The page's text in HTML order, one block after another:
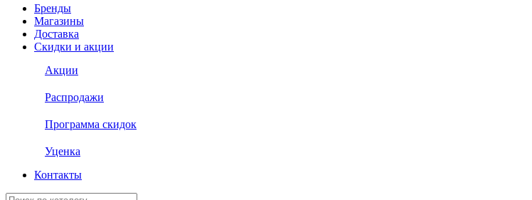
Бренды
Магазины
Доставка
Скидки и акции
Акции
Распродажи
Программа скидок
Уценка
Контакты